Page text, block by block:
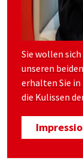
Sie wollen
unseren
erhalten Sie in
die Kulissen